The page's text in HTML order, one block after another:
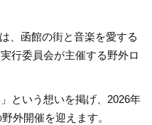
、函館の街と音楽を愛する
行委員会が主催する野外ロ
という想いを掲げ、2026年
外開催を迎えます。